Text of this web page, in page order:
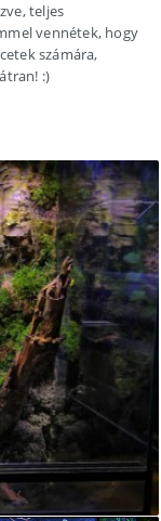
teljes
vennétek, hogy
számára,
:)